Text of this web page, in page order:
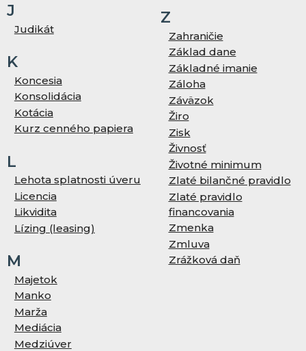
J
Judikát
K
Koncesia
Konsolidácia
Kotácia
Kurz cenného papiera
L
Lehota splatnosti úveru
Licencia
Likvidita
Lízing (leasing)
M
Majetok
Manko
Marža
Mediácia
Medziúver
Z
Zahraničie
Základ dane
Základné imanie
Záloha
Záväzok
Žiro
Zisk
Živnosť
Životné minimum
Zlaté bilančné pravidlo
Zlaté pravidlo
financovania
Zmenka
Zmluva
Zrážková daň